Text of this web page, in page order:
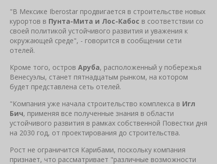
"В Мексике Iberostar продвигается в строительстве новых
курортов в Пунта-Мита и Лос-Кабос в соответствии со
своей политикой устойчивого развития и уважения к
окружающей среде", - говорится в сообщении сети
отелей.
Кроме того, остров Аруба, расположенный у побережья
Венесуэлы, станет пятнадцатым рынком, на котором
будет представлена сеть отелей.
"Компания уже начала строительство комплекса в Игл
Бич, применяя все полученные знания в области
устойчивого развития в рамках собственной Повестки дня
на 2030 год, от проектирования до строительства.
Рост не ограничится Карибами, поскольку компания
признает, что рассматривает "различные возможности